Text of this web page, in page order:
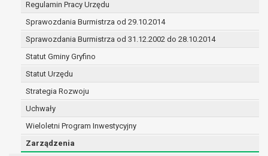
Regulamin Pracy Urzędu
Sprawozdania Burmistrza od 29.10.2014
Sprawozdania Burmistrza od 31.12.2002 do 28.10.2014
Statut Gminy Gryfino
Statut Urzędu
Strategia Rozwoju
Uchwały
Wieloletni Program Inwestycyjny
Zarządzenia
interesie publicznym lub w ramach
sprawowania władzy publicznej
powierzonej administratorowi;
w pozostałych przypadkach dane osobowe
przetwarzane są wyłącznie na podstawie
wcześniej udzielonej zgody w zakresie i celu
określonym w treści zgody.
W związku z przetwarzaniem danych w celu
wskazanym w pkt. 3, dane osobowe mogą być
udostępniane innym upoważnionym odbiorcom lub
kategoriom odbiorców danych osobowych.
Odbiorcami mogą być: